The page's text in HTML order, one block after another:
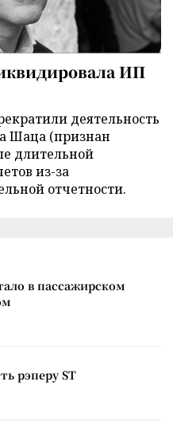
ИП
деятельность
Шаца (признан
длительной
из-за
отчетности.
в пассажирском
рэперу ST